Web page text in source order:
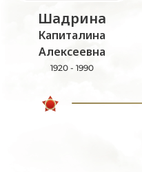
Шадрина
Капиталина
Алексеевна
1920 - 1990